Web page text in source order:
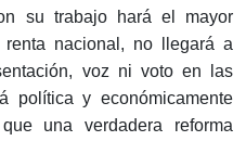
su trabajo hará el mayor
nacional, no llegará a
voz ni voto en las
política y económicamente
una verdadera reforma